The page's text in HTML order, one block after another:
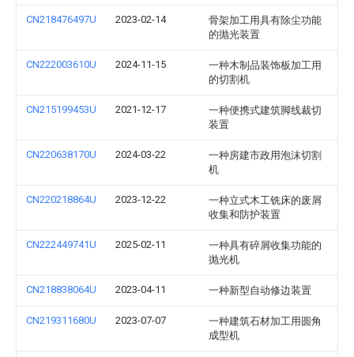
CN218476497U 2023-02-14
骨架加工用具有除尘功能
的抛光装置
CN222003610U 2024-11-15
一种木制品装饰板加工用
的切割机
CN215199453U 2021-12-17
一种便携式建筑脚线裁切
装置
CN220638170U 2024-03-22
一种房建市政用泡沫切割
机
CN220218864U 2023-12-22
一种立式木工铣床的废屑
收集和防护装置
CN222449741U 2025-02-11
一种具有碎屑收集功能的
抛光机
CN218838064U 2023-04-11 一种新型自动修边装置
CN219311680U 2023-07-07
一种建筑石材加工用圆角
成型机